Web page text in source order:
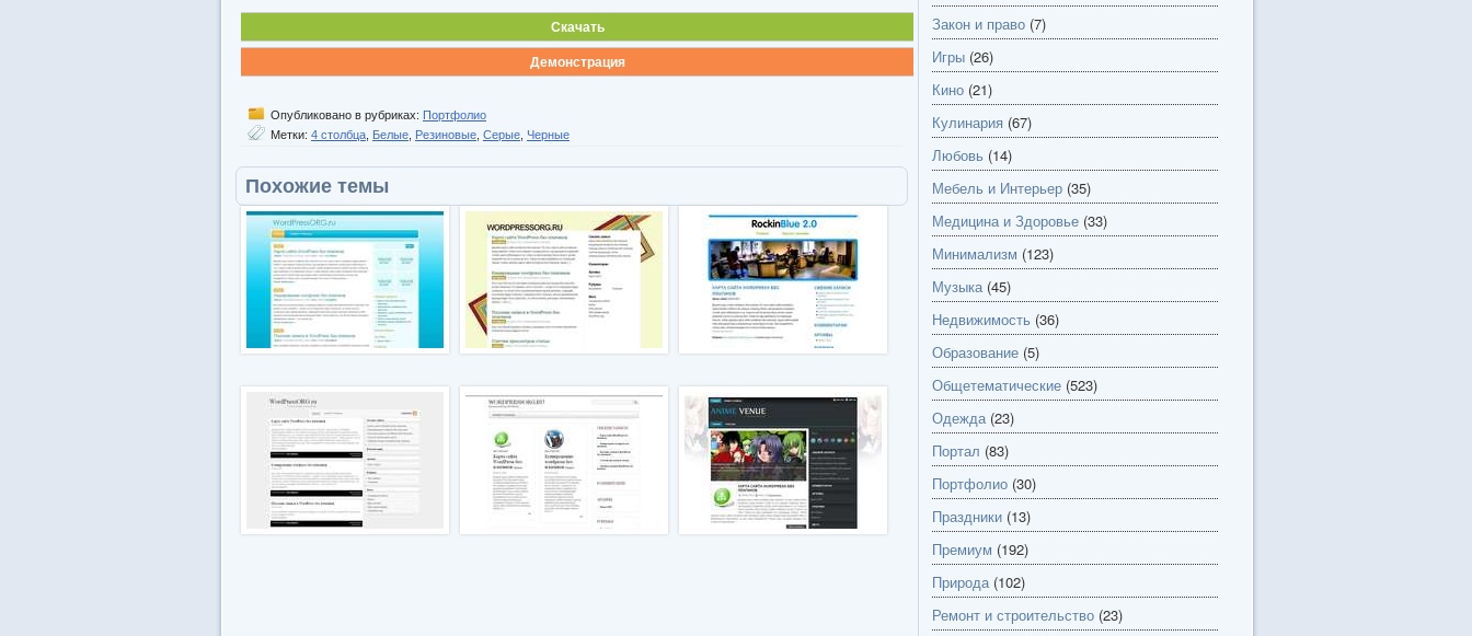
Скачать
Демонстрация
Опубликовано в рубриках: Портфолио
Метки: 4 столбца Белые Резиновые Серые Черные
Похожие темы
Закон и право (7)
Игры (26)
Кино (21)
Кулинария (67)
Любовь (14)
Мебель и Интерьер (35)
Медицина и Здоровье (33)
Минимализм (123)
Музыка(45)
Недвижимость (36)
Образование (5)
Общетематические (523)
Одежда(23)
Портал (83)
Портфолио (30)
Праздники (13)
Премиум (192)
Природа(102)
Ремонт и строительство (23)